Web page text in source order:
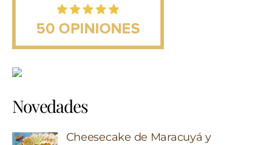
Novedades
Cheesecake de Maracuyá y